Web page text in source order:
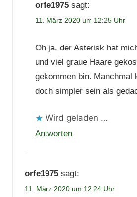
orfe1975 sagt:
11. März 2020 um 12:25 Uhr
Oh ja, der Asterisk hat
und viel graue Haare
gekommen bin. Manchmal
doch simpler sein als
Wird geladen …
Antworten
orfe1975 sagt:
11. März 2020 um 12:24 Uhr